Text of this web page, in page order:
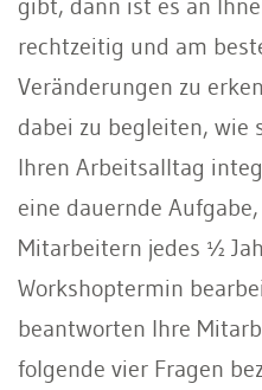
gibt, dann ist es an
rechtzeitig und am
Veränderungen zu
dabei zu begleiten, wie
Ihren Arbeitsalltag
eine dauernde
Mitarbeitern jedes ½
Workshoptermin
beantworten Ihre
folgende vier Fragen